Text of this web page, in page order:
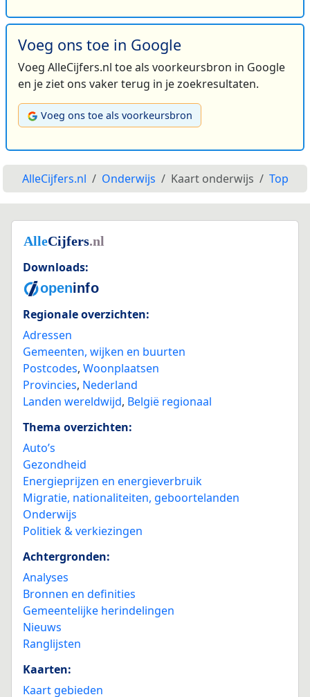
Voeg ons toe in Google
Voeg AlleCijfers.nl toe als voorkeursbron in Google
en je ziet ons vaker terug in je zoekresultaten.
Voeg ons toe als voorkeursbron
AlleCijfers.nl Onderwijs Kaart onderwijs Top
Downloads:
Regionale overzichten:
Adressen
Gemeenten, wijken en buurten
Postcodes, Woonplaatsen
Provincies, Nederland
Landen wereldwijd, België regionaal
Thema overzichten:
Auto’s
Gezondheid
Energieprijzen en energieverbruik
Migratie, nationaliteiten, geboortelanden
Onderwijs
Politiek & verkiezingen
Achtergronden:
Analyses
Bronnen en definities
Gemeentelijke herindelingen
Nieuws
Ranglijsten
Kaarten:
Kaart gebieden